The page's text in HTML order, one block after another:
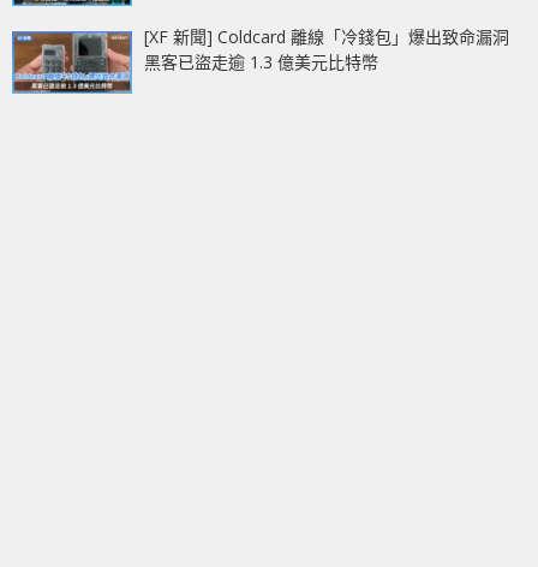
[XF 新聞] Coldcard 離線「冷錢包」爆出致命漏洞
黑客已盜走逾 1.3 億美元比特幣